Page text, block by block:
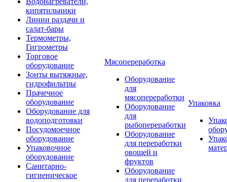
кипятильники
Линии раздачи и
салат-бары
Термометры,
Гигрометры
Торговое
оборудование
Зонты вытяжные,
гидрофильтры
Прачечное
оборудование
Оборудование для
водоподготовки
Посудомоечное
оборудование
Упаковочное
оборудование
Санитарно-
гигиеническое
Мясопереработка
Оборудование
для
мясопереработки
Оборудование
для
рыбопереработки
Оборудование
для переработки
овощей и
фруктов
Оборудование
для переработки
Упаковка